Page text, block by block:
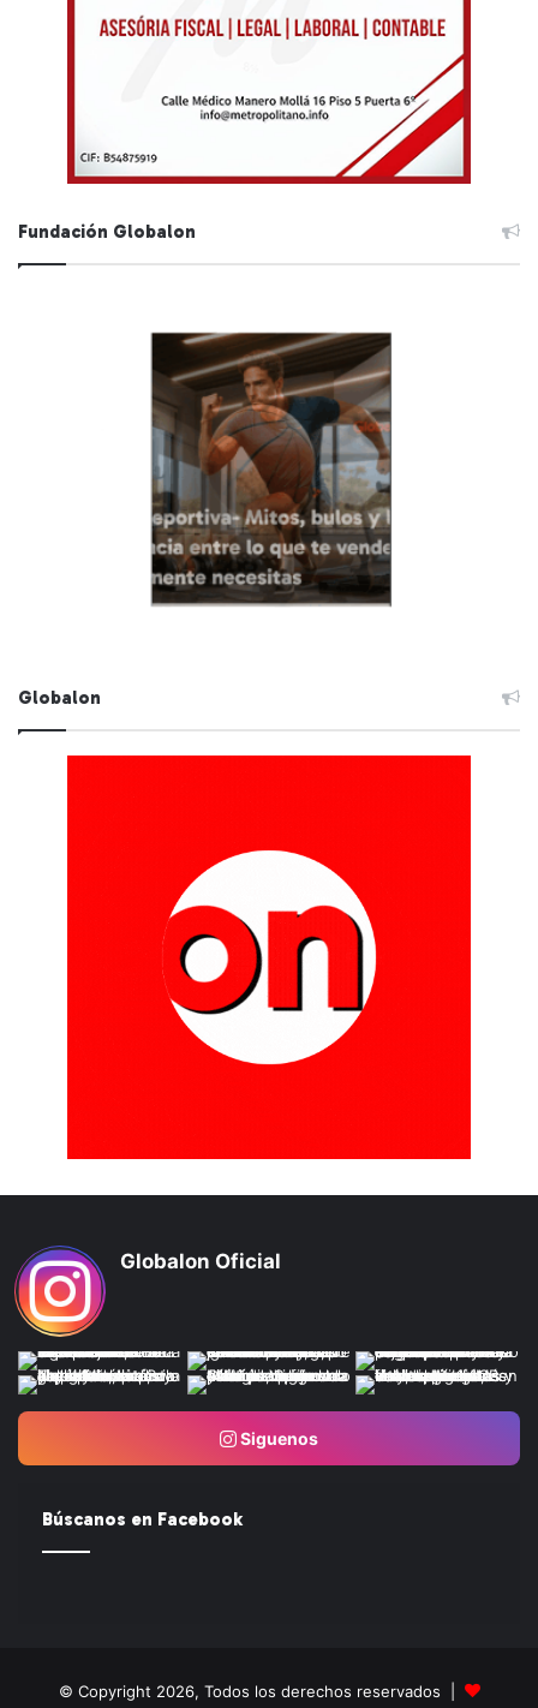
Fundación Globalon
Globalon
Globalon Oficial
Siguenos
Búscanos en Facebook
© Copyright 2026, Todos los derechos reservados |